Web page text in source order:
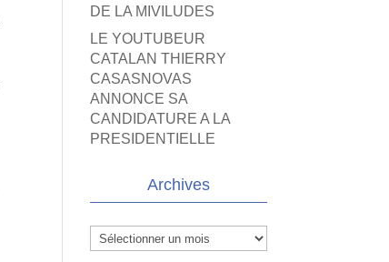
DE LA MIVILUDES
LE YOUTUBEUR
CATALAN THIERRY
CASASNOVAS
ANNONCE SA
CANDIDATURE A LA
PRESIDENTIELLE
Archives
Archives